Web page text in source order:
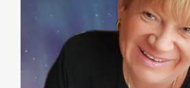
Kartářka
25 let praxe s výkladem z
andělských karet. Pomohu Vám
v lásce, práci, financemi a ve